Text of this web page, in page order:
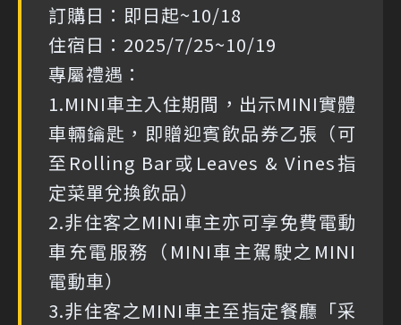
訂購日：即日起~10/18
住宿日：2025/7/25~10/19
專屬禮遇：
1.MINI車主入住期間，出示MINI實體
車輛鑰匙，即贈迎賓飲品券乙張（可
至Rolling Bar或Leaves & Vines指
定菜單兌換飲品）
2.非住客之MINI車主亦可享免費電動
車充電服務（MINI車主駕駛之MINI
電動車）
3.非住客之MINI車主至指定餐廳「采